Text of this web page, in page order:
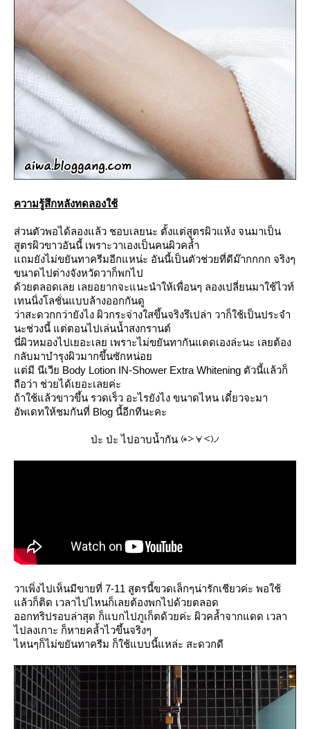
ความรู้สึกหลังทดลองใช้
ส่วนตัวพอได้ลองแล้ว ชอบเลยนะ ตั้งแต่สูตรผิวแห้ง จนมาเป็น
สูตรผิวขาวอันนี้ เพราะวาเองเป็นคนผิวคล้ำ
ถมยังไม่ขยันทาครีมอีกแหน่ะ อันนี้เป็นตัวช่วยที่ดีม๊ากกกก จริงๆ
ขนาดไปต่างจังหวัดวาก็พกไป
ด้วยตลอดเลย เลยอยากจะแนะนำให้เพื่อนๆ ลองเปลี่ยนมาใช้ไวท์
เทนนิ่งโลชั่นแบบล้างออกกันดู
ว่าสะดวกกว่ายังไง ผิวกระจ่างใสขึ้นจริงรึเปล่า วาก็ใช้เป็นประจำ
นะช่วงนี้ แต่ตอนไปเล่นน้ำสงกรานต์
นี่ผิวหมองไปเยอะเลย เพราะไม่ขยันทากันแดดเองล่ะนะ เลยต้อง
กลับมาบำรุงผิวมากขึ้นซักหน่อ
ต่มี นีเวีย Body Lotion IN-Shower Extra Whitening ตัวนี้แล้วก็
ถือว่า ช่วยได้เยอะเลยค่ะ
ถ้าใช้แล้วขาวขึ้น รวดเร็ว อะไรยังไง ขนาดไหน เดี๋ยวจะมา
อัพเดทให้ชมกันที่ Blog นี้อีกทีนะคะ
ป่ะ ป่ะ ไปอาบน้ำกัน
วาเพิ่งไปเห็นมีขายที่ 7-11 สูตรนี้ขวดเล็กๆน่ารักเชียวค่ะ พอใช้
ล้วก็ติด เวลาไปไหนก็เลยต้องพกไปด้วยตลอด
ออกทริปรอบล่าสุด ก็แบกไปภูเก็ตด้วยค่ะ ผิวคล้ำจากแดด เวลา
ไปลงเกาะ ก็หายคล้ำไวขึ้นจริงๆ
ไหนๆก็ไม่ขยันทาครีม ก็ใช้แบบนี้แหล่ะ สะดวกดี